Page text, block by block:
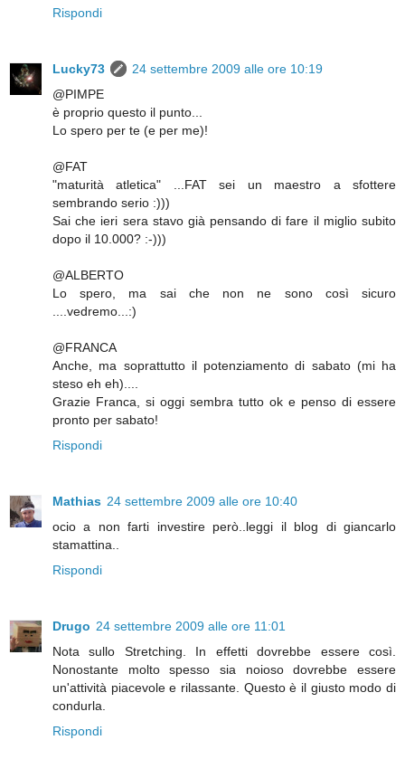
Rispondi
Lucky73
24 settembre 2009 alle ore 10:19
@PIMPE
è proprio questo il punto...
Lo spero per te (e per me)!
@FAT
"maturità atletica" ...FAT sei un maestro a sfottere
sembrando serio :)))
Sai che ieri sera stavo già pensando di fare il miglio subito
dopo il 10.000? :-)))
@ALBERTO
Lo spero, ma sai che non ne sono così sicuro
....vedremo...:)
@FRANCA
Anche, ma soprattutto il potenziamento di sabato (mi ha
steso eh eh)....
Grazie Franca, si oggi sembra tutto ok e penso di essere
pronto per sabato!
Rispondi
Mathias 24 settembre 2009 alle ore 10:40
ocio a non farti investire però..leggi il blog di giancarlo
stamattina..
Rispondi
Drugo 24 settembre 2009 alle ore 11:01
Nota sullo Stretching. In effetti dovrebbe essere così.
Nonostante molto spesso sia noioso dovrebbe essere
un'attività piacevole e rilassante. Questo è il giusto modo di
condurla.
Rispondi